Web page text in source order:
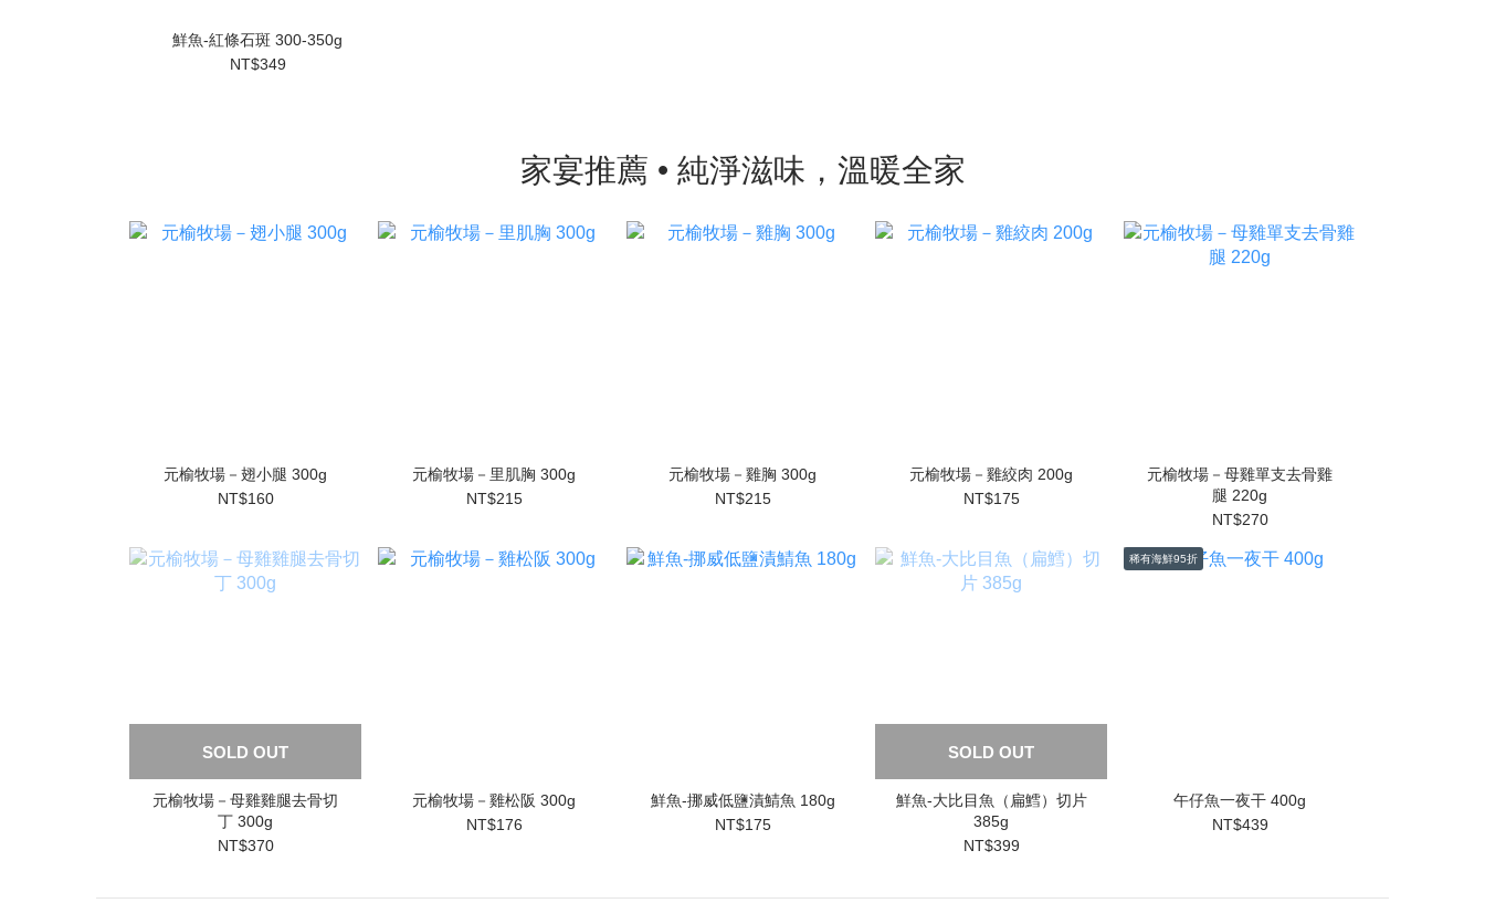
鮮魚-紅條石斑 300-350g
NT$349
家宴推薦 • 純淨滋味，溫暖全家
元榆牧場－翅小腿 300g
NT$160
元榆牧場－里肌胸 300g
NT$215
元榆牧場－雞胸 300g
NT$215
元榆牧場－雞絞肉 200g
NT$175
元榆牧場－母雞單支去骨雞
腿 220g
NT$270
SOLD OUT
元榆牧場－母雞雞腿去骨切
丁 300g
NT$370
元榆牧場－雞松阪 300g
NT$176
鮮魚-挪威低鹽漬鯖魚 180g
NT$175
SOLD OUT
鮮魚-大比目魚（扁鱈）切片
385g
NT$399
稀有海鮮95折
午仔魚一夜干 400g
NT$439